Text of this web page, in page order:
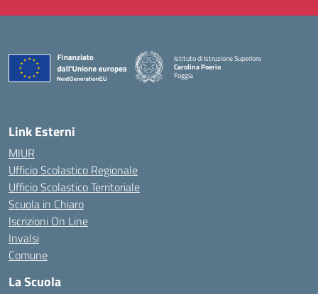
Istituto di Istruzione Superiore
Carolina Poerio
Foggia
— Visita la pagina iniziale della scuola
Link Esterni
MIUR
Ufficio Scolastico Regionale
Ufficio Scolastico Territoriale
Scuola in Chiaro
Iscrizioni On Line
Invalsi
Comune
La Scuola